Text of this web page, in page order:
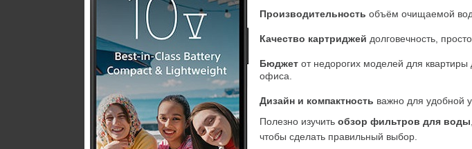
Производительность объём очищаемой
Качество картриджей долговечность,
Бюджет от недорогих моделей для
офиса.
Дизайн и компактность важно для удобной
Полезно изучить обзор фильтров для воды
чтобы сделать правильный выбор.